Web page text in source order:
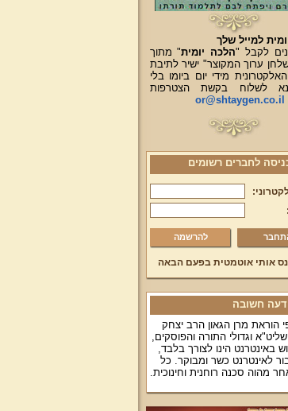
למייל שלך
לקבל "הלכה יומית" מתוך
ערוך המקוצר" ישיר לתיבת
מידי יום ביומו בלי
לשלוח בקשת הצטרפות
or@shtaygen.co.il
לחברים רשומים
להרשמה
אותי אוטמטית בפעם הבאה
חשובה
הוראת מרן הגאון הרב יצחק
וגדולי התורה והפוסקים,
באינטרנט הינו לצורך בלבד,
לאינטרנט כשר ומבוקר. כל
מהוה סכנה רוחנית וחינוכית.